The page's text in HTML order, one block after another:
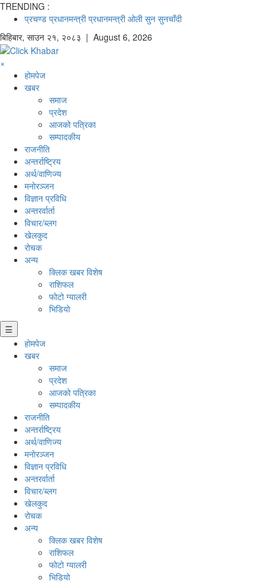
TRENDING :
प्रचण्ड प्रधानमन्त्री प्रधानमन्त्री ओली सुन सुनचाँदी
बिहिबार, साउन २१, २०८३ | August 6, 2026
×
होमपेज
खबर
समाज
प्रदेश
आजको पत्रिका
सम्पादकीय
राजनीति
अन्तर्राष्ट्रिय
अर्थ/वाणिज्य
मनाेरञ्जन
विज्ञान प्रविधि
अन्तरर्वार्ता
विचार/ब्लग
खेलकुद
रोचक
अन्य
क्लिक खबर विशेष
राशिफल
फोटो ग्यालरी
भिडियो
☰
होमपेज
खबर
समाज
प्रदेश
आजको पत्रिका
सम्पादकीय
राजनीति
अन्तर्राष्ट्रिय
अर्थ/वाणिज्य
मनाेरञ्जन
विज्ञान प्रविधि
अन्तरर्वार्ता
विचार/ब्लग
खेलकुद
रोचक
अन्य
क्लिक खबर विशेष
राशिफल
फोटो ग्यालरी
भिडियो